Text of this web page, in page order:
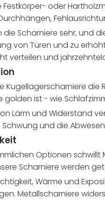
oder
die Scharniere sehr, und
von Türen und zu
verteilen und
Kugellagerscharniere
golden ist - wie
Lärm und Widerstand
und die
Optionen
Scharniere werden
Wärme und
Metallscharniere